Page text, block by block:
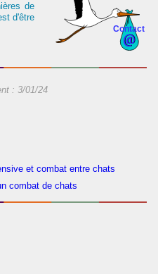
Contact
de
d'être
: 3/01/24
et combat entre chats
combat de chats